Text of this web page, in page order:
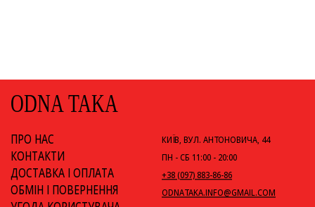
ODNA TAKA
ПРО НАС
КОНТАКТИ
ДОСТАВКА І ОПЛАТА
ОБМІН І ПОВЕРНЕННЯ
КИЇВ, ВУЛ. АНТОНОВИЧА, 44
ПН - СБ 11:00 - 20:00
+38 (097) 883-86-86
ODNATAKA.INFO@GMAIL.COM